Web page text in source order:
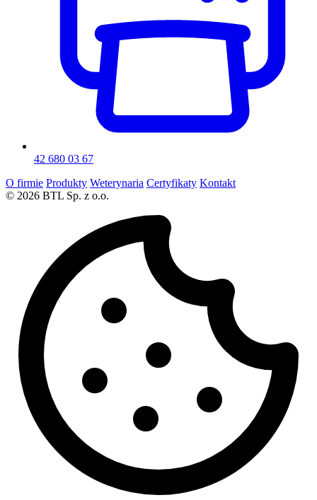
42 680 03 67
O firmie Produkty Weterynaria Certyfikaty Kontakt
© 2026 BTL Sp. z o.o.